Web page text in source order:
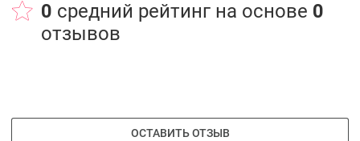
0 средний рейтинг на основе 0
отзывов
ОСТАВИТЬ ОТЗЫВ